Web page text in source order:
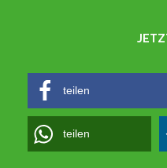
teilen
teilen